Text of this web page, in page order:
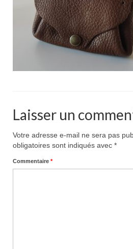
Pour acheter
Contact
Laisser un
Votre adresse e-mail ne sera pas
obligatoires sont indiqués avec *
Commentaire *